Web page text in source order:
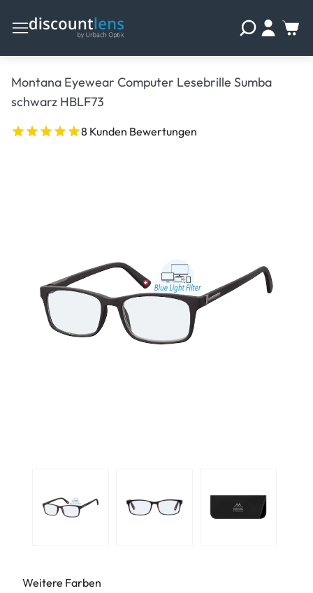
Montana Eyewear Computer Lesebrille Sumba
schwarz HBLF73
8 Kunden Bewertungen
Weitere Farben